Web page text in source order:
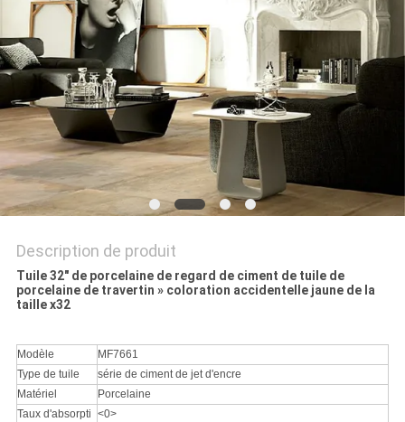
PLAN
DU
SITE
POLITIQUE
DE
CONFIDENTIALITÉ
Description de produit
Tuile 32" de porcelaine de regard de ciment de tuile de
porcelaine de travertin » coloration accidentelle jaune de la
taille x32
Modèle
MF7661
Type de tuile
série de ciment de jet d'encre
Matériel
Porcelaine
Taux d'absorpti <0>